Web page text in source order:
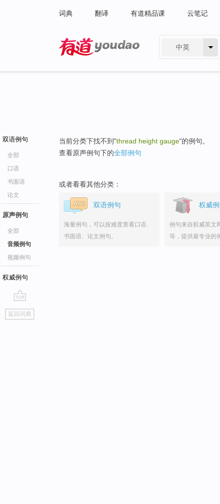
词典 翻译 有道精品课 云笔记
中英
双语例句
全部
口语
书面语
论文
原声例句
全部
音频例句
视频例句
权威例句
go
top
返回词典
当前分类下找不到"thread height gauge"的例句。
查看原声例句下的全部例句
或者看看其他分类：
双语例句
海量例句，可以按难度查看口语、
书面语、论文例句。
权威
例句来自权威英文
等，提供最专业的